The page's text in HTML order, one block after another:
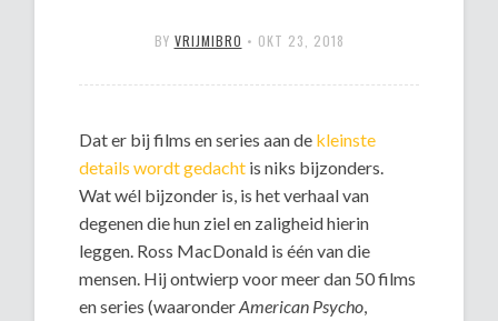
BY VRIJMIBRO • OKT 23, 2018
Dat er bij films en series aan de kleinste
details wordt gedacht is niks bijzonders.
Wat wél bijzonder is, is het verhaal van
degenen die hun ziel en zaligheid hierin
leggen. Ross MacDonald is één van die
mensen. Hij ontwierp voor meer dan 50 films
en series (waaronderAmerican Psycho,